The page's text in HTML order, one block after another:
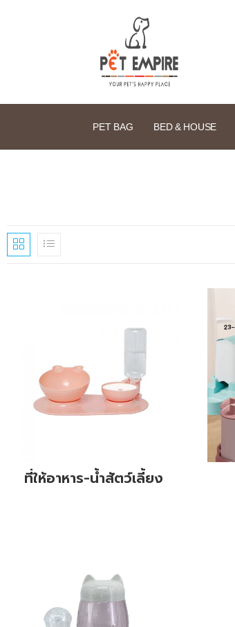
PET BAG BED & HOUSE
ที่ให้อาหาร-น้ำสัตว์เลี้ยง